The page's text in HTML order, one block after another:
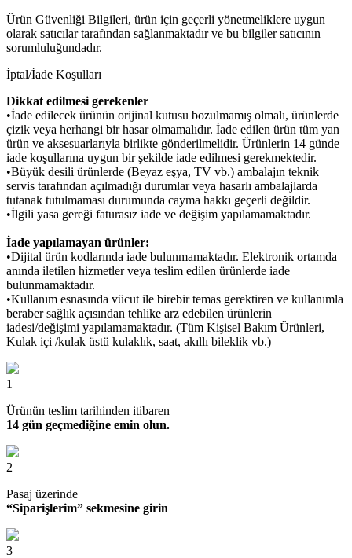
Ürün Güvenliği Bilgileri, ürün için geçerli yönetmeliklere uygun
olarak satıcılar tarafından sağlanmaktadır ve bu bilgiler satıcının
sorumluluğundadır.
İptal/İade Koşulları
Dikkat edilmesi gerekenler
•İade edilecek ürünün orijinal kutusu bozulmamış olmalı, ürünlerde
çizik veya herhangi bir hasar olmamalıdır. İade edilen ürün tüm yan
ürün ve aksesuarlarıyla birlikte gönderilmelidir. Ürünlerin 14 günde
iade koşullarına uygun bir şekilde iade edilmesi gerekmektedir.
•Büyük desili ürünlerde (Beyaz eşya, TV vb.) ambalajın teknik
servis tarafından açılmadığı durumlar veya hasarlı ambalajlarda
tutanak tutulmaması durumunda cayma hakkı geçerli değildir.
•İlgili yasa gereği faturasız iade ve değişim yapılamamaktadır.
İade yapılamayan ürünler:
•Dijital ürün kodlarında iade bulunmamaktadır. Elektronik ortamda
anında iletilen hizmetler veya teslim edilen ürünlerde iade
bulunmamaktadır.
•Kullanım esnasında vücut ile birebir temas gerektiren ve kullanımla
beraber sağlık açısından tehlike arz edebilen ürünlerin
iadesi/değişimi yapılamamaktadır. (Tüm Kişisel Bakım Ürünleri,
Kulak içi /kulak üstü kulaklık, saat, akıllı bileklik vb.)
1
Ürünün teslim tarihinden itibaren
14 gün geçmediğine emin olun.
2
Pasaj üzerinde
“Siparişlerim” sekmesine girin
3